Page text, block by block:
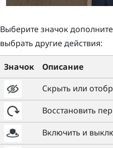
Выберите значок
выбрать другие действия:
Значок
Описание
Скрыть или
Восстановить
Включить и